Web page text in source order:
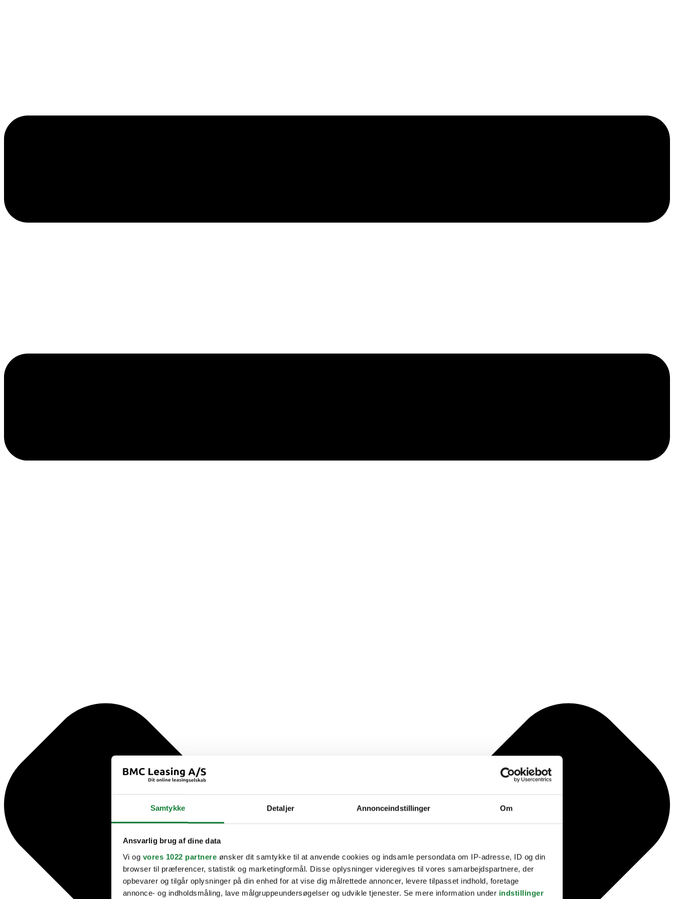
Samtykke Detaljer Annonceindstillinger Om
Ansvarlig brug af dine data
Vi og vores 1022 partnere ønsker dit samtykke til at anvende cookies og indsamle persondata om IP-adresse, ID og din
browser til præferencer, statistik og marketingformål. Disse oplysninger videregives til vores samarbejdspartnere, der
opbevarer og tilgår oplysninger på din enhed for at vise dig målrettede annoncer, levere tilpasset indhold, foretage
annonce- og indholdsmåling, lave målgruppeundersøgelser og udvikle tjenester. Se mere information under indstillinger